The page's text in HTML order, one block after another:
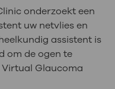
onderzoekt een
uw netvlies en
assistent is
om de ogen te
Glaucoma